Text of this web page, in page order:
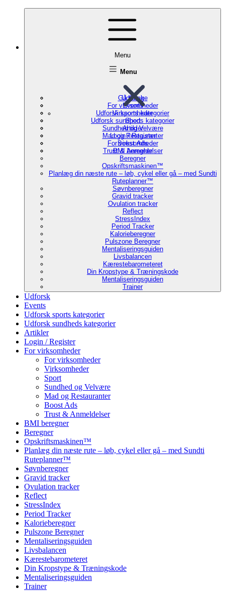
Menu
Menu
Udforsk
Events
Udforsk sports kategorier
Udforsk sundheds kategorier
Artikler
Login / Register
For virksomheder
BMI beregner
Beregner
Opskriftsmaskinen™
Planlæg din næste rute – løb, cykel eller gå – med Sundti
Ruteplanner™
Søvnberegner
Gravid tracker
Ovulation tracker
Reflect
StressIndex
Period Tracker
Kalorieberegner
Pulszone Beregner
Mentaliseringsguiden
Livsbalancen
Kærestebarometeret
Din Kropstype & Træningskode
Mentaliseringsguiden
Trainer
Gå tilbage
For virksomheder
Virksomheder
Sport
Sundhed og Velvære
Mad og Restauranter
Boost Ads
Trust & Anmeldelser
Udforsk
Events
Udforsk sports kategorier
Udforsk sundheds kategorier
Artikler
Login / Register
For virksomheder
For virksomheder
Virksomheder
Sport
Sundhed og Velvære
Mad og Restauranter
Boost Ads
Trust & Anmeldelser
BMI beregner
Beregner
Opskriftsmaskinen™
Planlæg din næste rute – løb, cykel eller gå – med Sundti
Ruteplanner™
Søvnberegner
Gravid tracker
Ovulation tracker
Reflect
StressIndex
Period Tracker
Kalorieberegner
Pulszone Beregner
Mentaliseringsguiden
Livsbalancen
Kærestebarometeret
Din Kropstype & Træningskode
Mentaliseringsguiden
Trainer